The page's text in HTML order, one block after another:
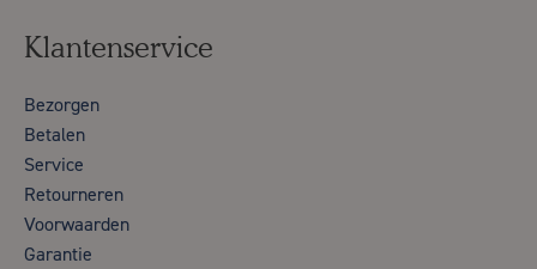
Klantenservice
Bezorgen
Betalen
Service
Retourneren
Voorwaarden
Garantie